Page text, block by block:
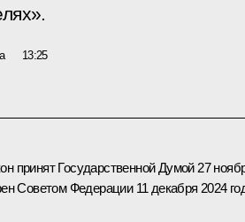
13:25
принят Государственной Думой 27
Советом Федерации 11 декабря 2024